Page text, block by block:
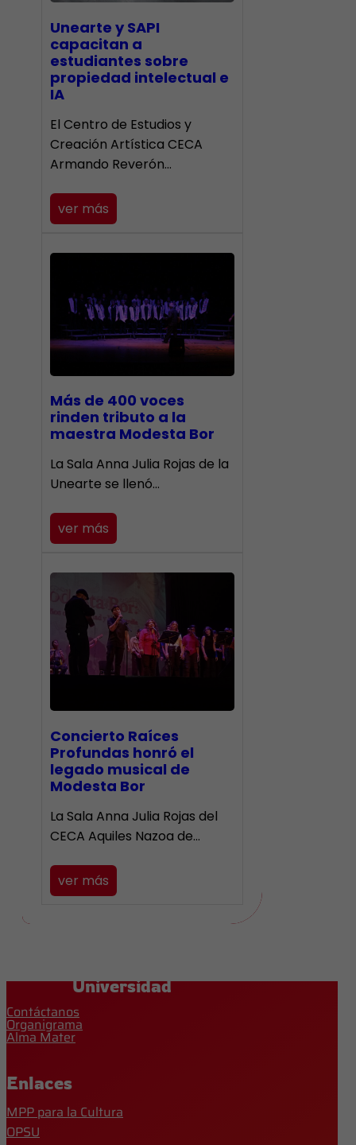
Unearte y SAPI
capacitan a
estudiantes sobre
propiedad intelectual e
IA
El Centro de Estudios y
Creación Artística CECA
Armando Reverón…
ver más
Más de 400 voces
rinden tributo a la
maestra Modesta Bor
​La Sala Anna Julia Rojas de la
Unearte se llenó…
ver más
​Concierto Raíces
Profundas honró el
legado musical de
Modesta Bor
La Sala Anna Julia Rojas del
CECA Aquiles Nazoa de…
ver más
Universidad
Contáctanos
Organigrama
Alma Mater
Enlaces
MPP para la Cultura
OPSU